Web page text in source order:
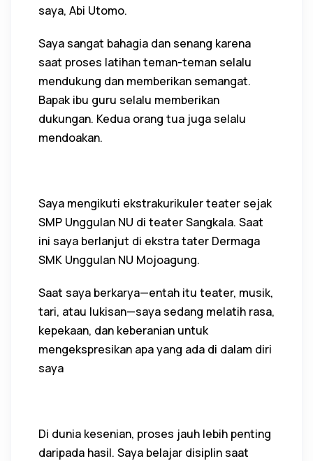
saya, Abi Utomo.
Saya sangat bahagia dan senang karena
saat proses latihan teman-teman selalu
mendukung dan memberikan semangat.
Bapak ibu guru selalu memberikan
dukungan. Kedua orang tua juga selalu
mendoakan.
Saya mengikuti ekstrakurikuler teater sejak
SMP Unggulan NU di teater Sangkala. Saat
ini saya berlanjut di ekstra tater Dermaga
SMK Unggulan NU Mojoagung.
Saat saya berkarya—entah itu teater, musik,
tari, atau lukisan—saya sedang melatih rasa,
kepekaan, dan keberanian untuk
mengekspresikan apa yang ada di dalam diri
saya
Di dunia kesenian, proses jauh lebih penting
daripada hasil. Saya belajar disiplin saat